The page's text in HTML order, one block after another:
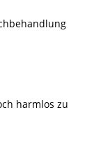
harmlos zu